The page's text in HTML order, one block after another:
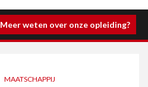
Meer weten over onze opleiding?
MAATSCHAPPIJ